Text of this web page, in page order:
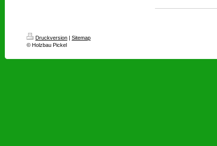
Druckversion | Sitemap
© Holzbau Pickel